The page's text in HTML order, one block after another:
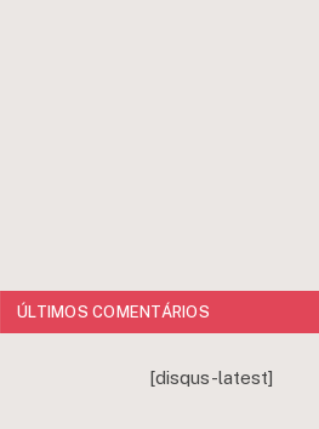
ÚLTIMOS COMENTÁRIOS
[disqus-latest]